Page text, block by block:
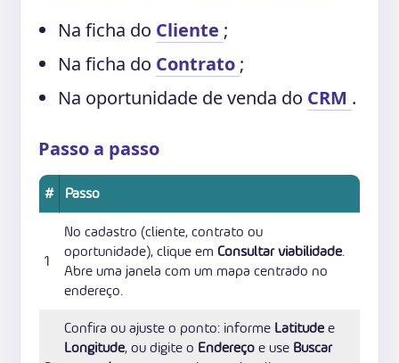
Na ficha do Cliente ;
Na ficha do Contrato ;
Na oportunidade de venda do CRM .
Passo a passo
# Passo
1
No cadastro (cliente, contrato ou
oportunidade), clique em Consultar viabilidade.
Abre uma janela com um mapa centrado no
endereço.
Confira ou ajuste o ponto: informe Latitudee
Longitude, ou digite o Endereçoe use Buscar